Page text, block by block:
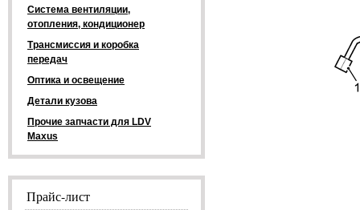
Система вентиляции,
отопления, кондиционер
Трансмиссия и коробка
передач
Оптика и освещение
Детали кузова
Прочие запчасти для LDV
Maxus
Прайс-лист